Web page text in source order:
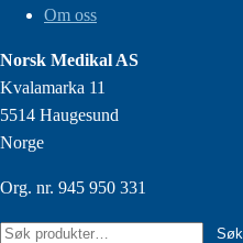
Om oss
Norsk Medikal AS
Kvalamarka 11
5514 Haugesund
Norge
Org. nr. 945 950 331
Søk
Søk